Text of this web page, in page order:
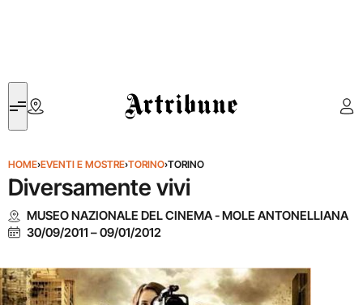
Artribune
HOME›EVENTI E MOSTRE›TORINO›TORINO
Diversamente vivi
MUSEO NAZIONALE DEL CINEMA - MOLE ANTONELLIANA
30/09/2011 –09/01/2012